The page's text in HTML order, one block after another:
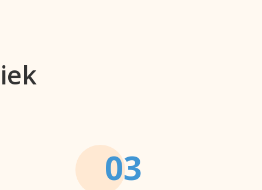
03